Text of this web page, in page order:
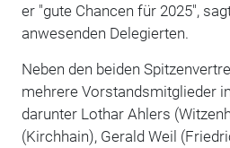
er "gute Chancen für 2025",
anwesenden Delegierten.
Neben den beiden
mehrere Vorstandsmitglieder
darunter Lothar Ahlers
(Kirchhain), Gerald Weil